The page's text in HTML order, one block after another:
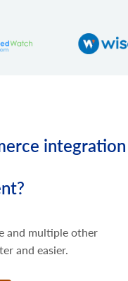
integration
and multiple other
and easier.